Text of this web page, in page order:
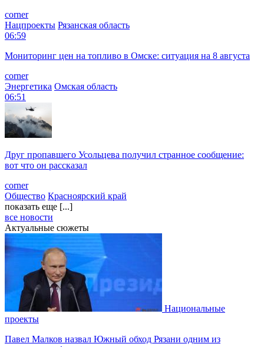
corner
Нацпроекты Рязанская область
06:59
Мониторинг цен на топливо в Омске: ситуация на 8 августа
corner
Энергетика Омская область
06:51
Друг пропавшего Усольцева получил странное сообщение:
вот что он рассказал
corner
Общество Красноярский край
показать еще [...]
все новости
Актуальные сюжеты
Национальные
проекты
Павел Малков назвал Южный обход Рязани одним из